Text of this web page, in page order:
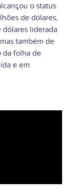
o status
de dólares,
dólares liderada
também de
da folha de
e em